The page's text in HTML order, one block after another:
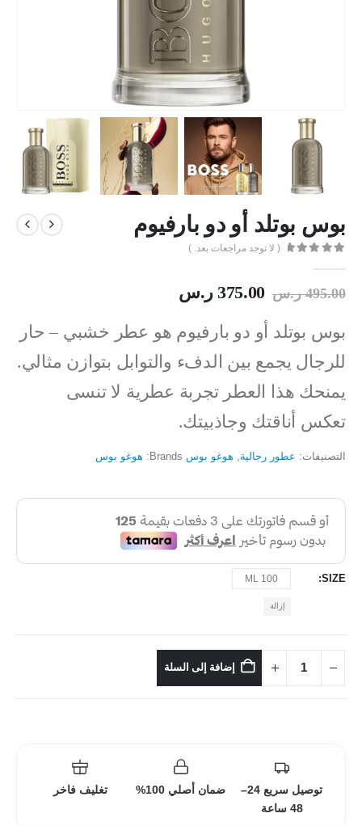
بوس بوتلد أو دو بارفيوم
( لا توجد مراجعات بعد. )
495.00 ر.س 375.00 ر.س
بوس بوتلد أو دو بارفيوم هو عطر خشبي – حار
للرجال يجمع بين الدفء والتوابل بتوازن مثالي.
يمنحك هذا العطر تجربة عطرية لا تنسى
تعكس أناقتك وجاذبيتك.
التصنيفات: عطور رجالية هوغو بوس Brands: هوغو بوس
SIZE
100 ML
إزالة
إضافة إلى السلة
توصيل سريع 24–
48 ساعة
ضمان أصلي 100% تغليف فاخر